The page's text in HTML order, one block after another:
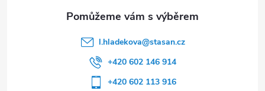
l.hladekova@stasan.cz
+420 602 146 914
+420 602 113 916